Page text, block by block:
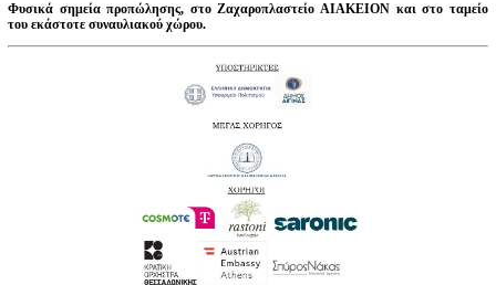
Φυσικά σημεία προπώλησης, στο Ζαχαροπλαστείο ΑΙΑΚΕΙΟΝ και στο ταμείο
του εκάστοτε συναυλιακού χώρου.